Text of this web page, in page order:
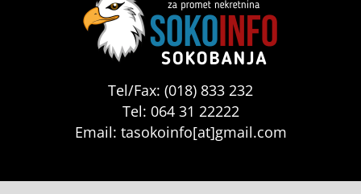
Tel/Fax: (018) 833 232
Tel: 064 31 22222
Email: tasokoinfo[at]gmail.com